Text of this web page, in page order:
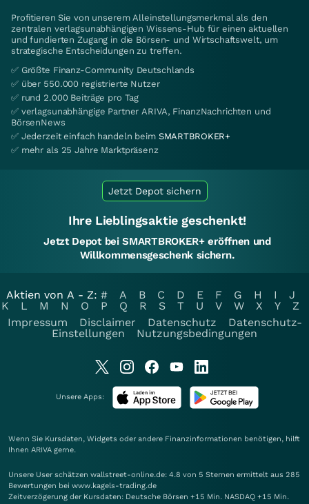
Profitieren Sie von unserem Alleinstellungsmerkmal als den
zentralen verlagsunabhängigen Wissens-Hub für einen aktuellen
und fundierten Zugang in die Börsen- und Wirtschaftswelt, um
strategische Entscheidungen zu treffen.
✅ Größte Finanz-Community Deutschlands
✅ über 550.000 registrierte Nutzer
✅ rund 2.000 Beiträge pro Tag
✅ verlagsunabhängige Partner ARIVA, FinanzNachrichten und
BörsenNews
✅ Jederzeit einfach handeln beim SMARTBROKER+
✅ mehr als 25 Jahre Marktpräsenz
Jetzt Depot sichern
Ihre Lieblingsaktie geschenkt!
Jetzt Depot bei SMARTBROKER+ eröffnen und
Willkommensgeschenk sichern.
Aktien von A - Z: # A B C D E F G H I
J
K
L M N O P Q R S T U V W X Y
Z
Impressum
Disclaimer Datenschutz
Datenschutz-
Einstellungen
Nutzungsbedingungen
Unsere Apps:
Wenn Sie Kursdaten, Widgets oder andere Finanzinformationen benötigen, hilft
Ihnen ARIVA gerne.
Unsere User schätzen wallstreet-online.de: 4.8 von 5 Sternen ermittelt aus 285
Bewertungen bei www.kagels-trading.de
Zeitverzögerung der Kursdaten: Deutsche Börsen +15 Min. NASDAQ +15 Min.